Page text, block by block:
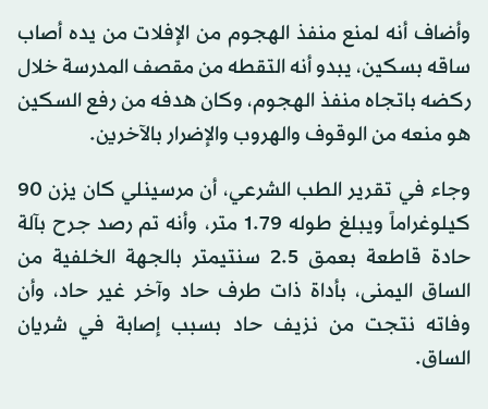
وأضاف أنه لمنع منفذ الهجوم من الإفلات من يده أصاب
ساقه بسكين، يبدو أنه التقطه من مقصف المدرسة خلال
ركضه باتجاه منفذ الهجوم، وكان هدفه من رفع السكين
هو منعه من الوقوف والهروب والإضرار بالآخرين.
وجاء في تقرير الطب الشرعي، أن مرسينلي كان يزن 90
كيلوغراماً ويبلغ طوله 1.79 متر، وأنه تم رصد جرح بآلة
حادة قاطعة بعمق 2.5 سنتيمتر بالجهة الخلفية من
الساق اليمنى، بأداة ذات طرف حاد وآخر غير حاد، وأن
وفاته نتجت من نزيف حاد بسبب إصابة في شريان
الساق.